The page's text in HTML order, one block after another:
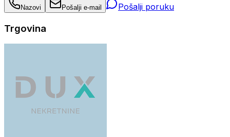
Nazovi Pošalji e-mail Pošalji poruku
Trgovina